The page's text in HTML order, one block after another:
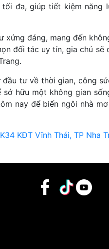
đa, giúp tiết kiệm năng
xứng đáng, mang đến
đối tác uy tín, gia chủ
tư về thời gian, công
sở hữu một không gian
nay để biến ngôi nhà
KĐT Vĩnh Thái, TP Nha